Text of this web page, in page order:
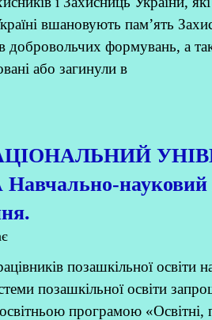
вшановують пам’ять
добровольчих формувань, а
або загинули в
науковий
позашкільної освіти
позашкільної освіти
програмою «Освітні,